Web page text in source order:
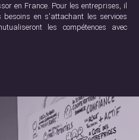
en France. Pour les entreprises, il
en s'attachant les services
les compétences avec